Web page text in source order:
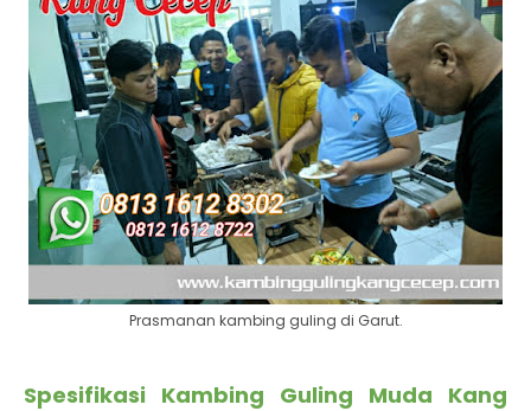
Prasmanan kambing guling di Garut.
Spesifikasi Kambing Guling Muda Kang